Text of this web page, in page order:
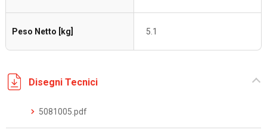
Peso Netto [kg] 5.1
Disegni Tecnici
5081005.pdf